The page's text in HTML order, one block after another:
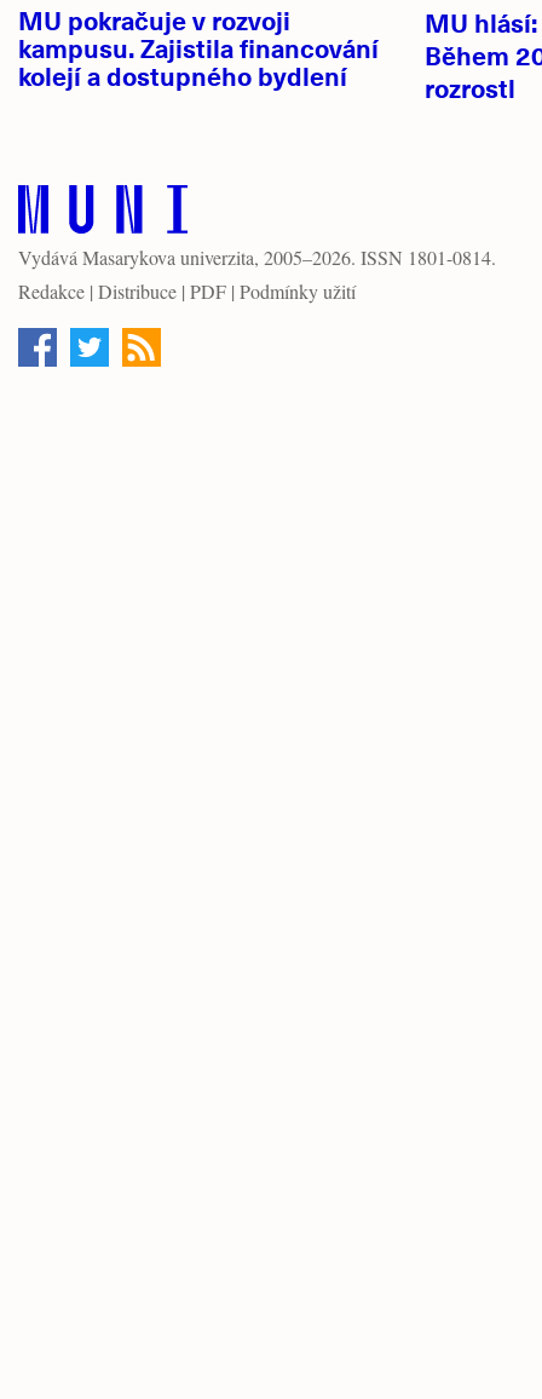
MU pokračuje v rozvoji
kampusu. Zajistila financování
kolejí a dostupného bydlení
MU
Během
rozrostl
Vydává Masarykova univerzita, 2005–2026. ISSN 1801-0814.
Redakce | Distribuce | PDF | Podmínky užití